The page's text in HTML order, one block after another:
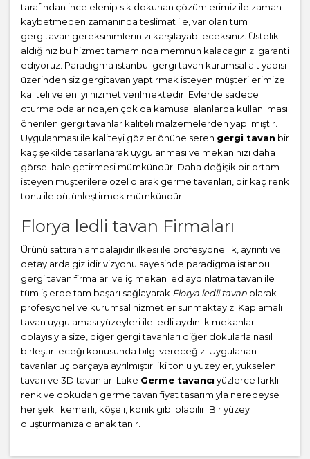
tarafından ince elenip sık dokunan çözümlerimiz ile zaman
kaybetmeden zamanında teslimat ile, var olan tüm
gergitavan gereksinimlerinizi karşılayabileceksiniz. Üstelik
aldığınız bu hizmet tamamında memnun kalacagınızı garanti
ediyoruz. Paradigma istanbul gergi tavan kurumsal alt yapısı
üzerinden siz gergitavan yaptırmak isteyen müşterilerimize
kaliteli ve en iyi hizmet verilmektedir. Evlerde sadece
oturma odalarında,en çok da kamusal alanlarda kullanılması
önerilen gergi tavanlar kaliteli malzemelerden yapılmıştır.
Uygulanması ile kaliteyi gözler önüne seren gergi tavan bir
kaç şekilde tasarlanarak uygulanması ve mekanınızı daha
görsel hale getirmesi mümkündür. Daha değişik bir ortam
isteyen müşterilere özel olarak germe tavanları, bir kaç renk
tonu ile bütünleştirmek mümkündür.
Florya ledli tavan Firmaları
Ürünü sattıran ambalajıdır ilkesi ile profesyonellik, ayrıntı ve
detaylarda gizlidir vizyonu sayesinde paradigma istanbul
gergi tavan firmaları ve iç mekan led aydınlatma tavan ile
tüm işlerde tam başarı sağlayarak Florya ledli tavan olarak
profesyonel ve kurumsal hizmetler sunmaktayız. Kaplamalı
tavan uygulaması yüzeyleri ile ledli aydınlık mekanlar
dolayısıyla size, diğer gergi tavanları diğer dokularla nasıl
birleştirileceği konusunda bilgi vereceğiz. Uygulanan
tavanlar üç parçaya ayrılmıştır: iki tonlu yüzeyler, yükselen
tavan ve 3D tavanlar. Lake Germe tavancı yüzlerce farklı
renk ve dokudan germe tavan fiyattasarımıyla neredeyse
her şekli kemerli, köşeli, konik gibi olabilir. Bir yüzey
oluşturmanıza olanak tanır.